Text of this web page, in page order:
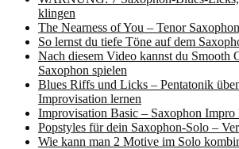
klingen
The Nearness of You – Tenor
So lernst du tiefe Töne auf dem
Nach diesem Video kannst du Smooth
Saxophon spielen
Blues Riffs und Licks – Pentatonik
Improvisation lernen
Improvisation Basic – Saxophon Impro
Popstyles für dein Saxophon-Solo –
Wie kann man 2 Motive im Solo